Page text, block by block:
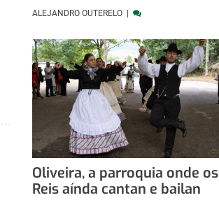
ALEJANDRO OUTERELO
Oliveira, a parroquia onde os
Reis aínda cantan e bailan